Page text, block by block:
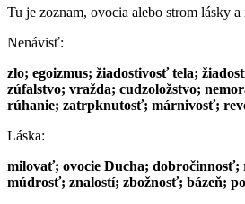
Tu je zoznam, ovocia alebo strom lásky a
Nenávisť:
zlo; egoizmus; žiadostivosť tela;
zúfalstvo; vražda; cudzoložstvo;
rúhanie; zatrpknutosť; márnivosť;
Láska:
milovať; ovocie Ducha;
múdrosť; znalostí; zbožnosť; bázeň;